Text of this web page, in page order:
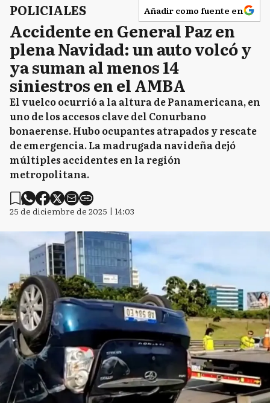
POLICIALES Añadir como fuente en
Accidente en General Paz en
plena Navidad: un auto volcó y
ya suman al menos 14
siniestros en el AMBA
El vuelco ocurrió a la altura de Panamericana, en
uno de los accesos clave del Conurbano
bonaerense. Hubo ocupantes atrapados y rescate
de emergencia. La madrugada navideña dejó
múltiples accidentes en la región
metropolitana.
25 de diciembre de 2025 | 14:03